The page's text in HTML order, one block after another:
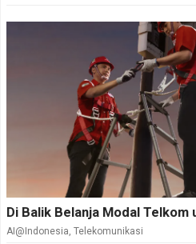
Di Balik Belanja Modal Telkom
AI@Indonesia Telekomunikasi